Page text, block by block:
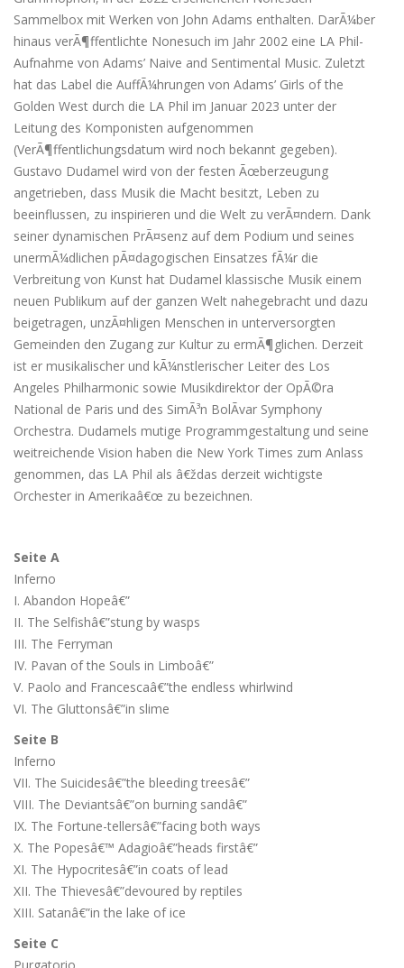
Sammelbox mit Werken von John Adams enthalten. DarÃ¼ber
hinaus verÃ¶ffentlichte Nonesuch im Jahr 2002 eine LA Phil-
Aufnahme von Adams’ Naive and Sentimental Music. Zuletzt
hat das Label die AuffÃ¼hrungen von Adams’ Girls of the
Golden West durch die LA Phil im Januar 2023 unter der
Leitung des Komponisten aufgenommen
(VerÃ¶ffentlichungsdatum wird noch bekannt gegeben).
Gustavo Dudamel wird von der festen Ãœberzeugung
angetrieben, dass Musik die Macht besitzt, Leben zu
beeinflussen, zu inspirieren und die Welt zu verÃ¤ndern. Dank
seiner dynamischen PrÃ¤senz auf dem Podium und seines
unermÃ¼dlichen pÃ¤dagogischen Einsatzes fÃ¼r die
Verbreitung von Kunst hat Dudamel klassische Musik einem
neuen Publikum auf der ganzen Welt nahegebracht und dazu
beigetragen, unzÃ¤hligen Menschen in unterversorgten
Gemeinden den Zugang zur Kultur zu ermÃ¶glichen. Derzeit
ist er musikalischer und kÃ¼nstlerischer Leiter des Los
Angeles Philharmonic sowie Musikdirektor der OpÃ©ra
National de Paris und des SimÃ³n BolÃ­var Symphony
Orchestra. Dudamels mutige Programmgestaltung und seine
weitreichende Vision haben die New York Times zum Anlass
genommen, das LA Phil als â€ždas derzeit wichtigste
Orchester in Amerikaâ€œ zu bezeichnen.
Seite A
Inferno
I. Abandon Hopeâ€”
II. The Selfishâ€”stung by wasps
III. The Ferryman
IV. Pavan of the Souls in Limboâ€”
V. Paolo and Francescaâ€”the endless whirlwind
VI. The Gluttonsâ€”in slime
Seite B
Inferno
VII. The Suicidesâ€”the bleeding treesâ€”
VIII. The Deviantsâ€”on burning sandâ€”
IX. The Fortune-tellersâ€”facing both ways
X. The Popesâ€™ Adagioâ€”heads firstâ€”
XI. The Hypocritesâ€”in coats of lead
XII. The Thievesâ€”devoured by reptiles
XIII. Satanâ€”in the lake of ice
Seite C